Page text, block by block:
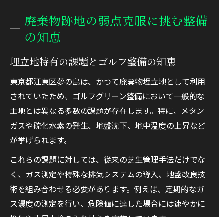
廃棄物跡地の弱点克服に挑む整備
の知恵
埋立地特有の課題とゴルフ整備の知恵
東京都江東区夢の島は、かつて廃棄物埋立地として利用
されていたため、ゴルフグリーン整備において一般的な
土地とは異なる多数の課題が存在します。特に、メタン
ガスや硫化水素の発生、地盤沈下、地中温度の上昇など
が挙げられます。
これらの課題に対しては、従来の芝生管理手法だけでな
く、ガス測定や特殊な排気システムの導入、地盤改良技
術を組み合わせる必要があります。例えば、定期的なガ
ス濃度の測定を行い、危険値に達した場合には速やかに